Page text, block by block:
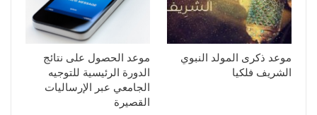
موعد ذكرى المولد النبوي
الشريف فلكيا
موعد الحصول على نتائج
الدورة الرئيسية للتوجيه
الجامعي عبر الإرساليات
القصيرة